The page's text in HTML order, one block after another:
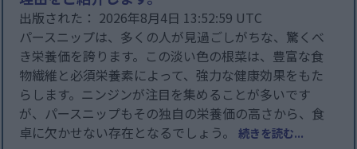
出版された： 2026年8月4日 13:52:59 UTC
パースニップは、多くの人が見過ごしがちな、驚くべ
き栄養価を誇ります。この淡い色の根菜は、豊富な食
物繊維と必須栄養素によって、強力な健康効果をもた
らします。ニンジンが注目を集めることが多いです
が、パースニップもその独自の栄養価の高さから、食
卓に欠かせない存在となるでしょう。続きを読む...